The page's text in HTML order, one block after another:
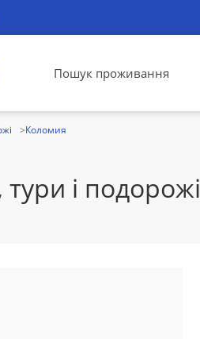
Пошук проживання
Коломия
і подорожі